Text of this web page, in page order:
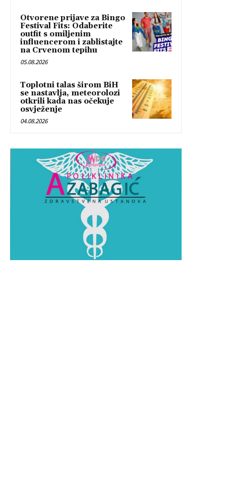
Otvorene prijave za Bingo
Festival Fits: Odaberite
outfit s omiljenim
influencerom i zablistajte
na Crvenom tepihu
05.08.2026
Toplotni talas širom BiH
se nastavlja, meteorolozi
otkrili kada nas očekuje
osvježenje
04.08.2026